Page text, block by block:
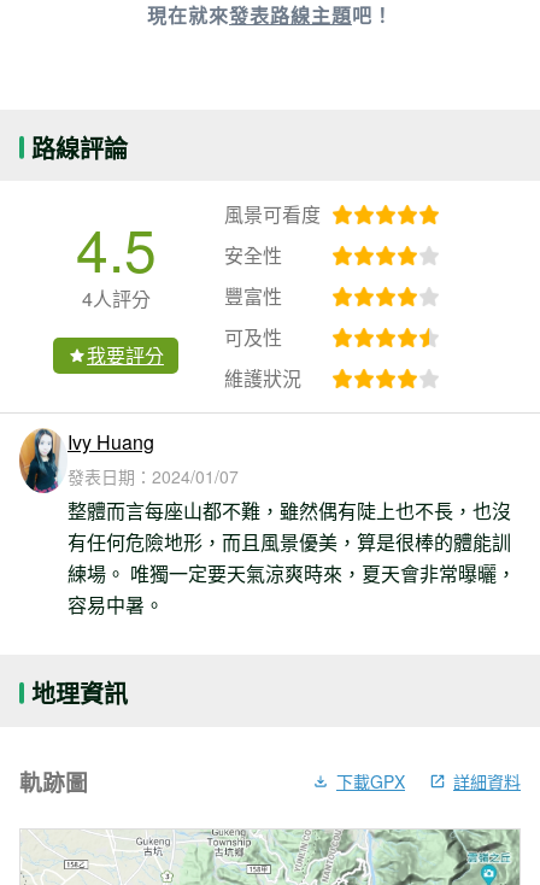
現在就來發表路線主題吧！
路線評論
4.5
4人評分
我要評分
風景可看度
安全性
豐富性
可及性
維護狀況
Ivy Huang
發表日期： 2024/01/07
整體而言每座山都不難，雖然偶有陡上也不長，也沒
有任何危險地形，而且風景優美，算是很棒的體能訓
練場。 唯獨一定要天氣涼爽時來，夏天會非常曝曬，
容易中暑。
地理資訊
軌跡圖 下載GPX 詳細資料